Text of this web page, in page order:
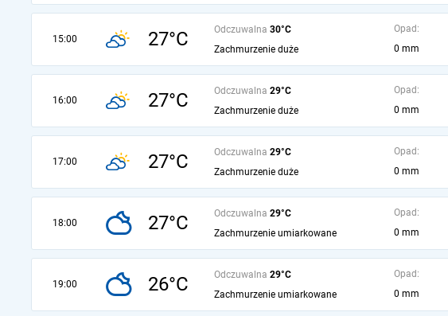
15:00 27°C Odczuwalna 30°C
Zachmurzenie duże
Opad:
0 mm
16:00 27°C Odczuwalna 29°C
Zachmurzenie duże
Opad:
0 mm
17:00 27°C Odczuwalna 29°C
Zachmurzenie duże
Opad:
0 mm
18:00 27°C Odczuwalna 29°C
Zachmurzenie umiarkowane
Opad:
0 mm
19:00 26°C Odczuwalna 29°C
Zachmurzenie umiarkowane
Opad:
0 mm